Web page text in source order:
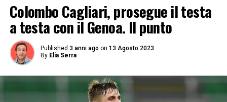
Colombo Cagliari, prosegue il testa
a testa con il Genoa. Il punto
Published 3 anni ago on 13 Agosto 2023
By Elia Serra